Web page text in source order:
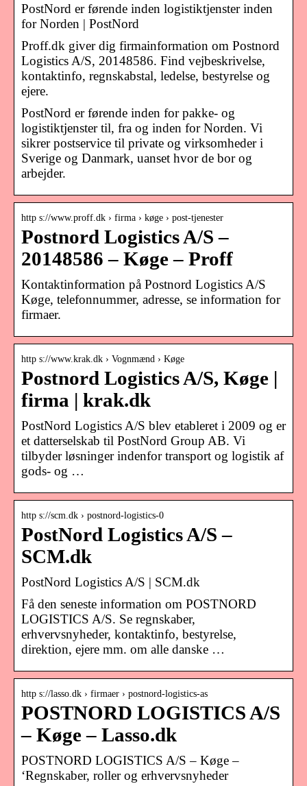
PostNord er førende inden logistiktjenster inden
for Norden | PostNord
Proff.dk giver dig firmainformation om Postnord
Logistics A/S, 20148586. Find vejbeskrivelse,
kontaktinfo, regnskabstal, ledelse, bestyrelse og
ejere.
PostNord er førende inden for pakke- og
logistiktjenster til, fra og inden for Norden. Vi
sikrer postservice til private og virksomheder i
Sverige og Danmark, uanset hvor de bor og
arbejder.
http s://www.proff.dk › firma › køge › post-tjenester
Postnord Logistics A/S –
20148586 – Køge – Proff
Kontaktinformation på Postnord Logistics A/S
Køge, telefonnummer, adresse, se information for
firmaer.
http s://www.krak.dk › Vognmænd › Køge
Postnord Logistics A/S, Køge |
firma | krak.dk
PostNord Logistics A/S blev etableret i 2009 og er
et datterselskab til PostNord Group AB. Vi
tilbyder løsninger indenfor transport og logistik af
gods- og …
http s://scm.dk › postnord-logistics-0
PostNord Logistics A/S –
SCM.dk
PostNord Logistics A/S | SCM.dk
Få den seneste information om POSTNORD
LOGISTICS A/S. Se regnskaber,
erhvervsnyheder, kontaktinfo, bestyrelse,
direktion, ejere mm. om alle danske …
http s://lasso.dk › firmaer › postnord-logistics-as
POSTNORD LOGISTICS A/S
– Køge – Lasso.dk
POSTNORD LOGISTICS A/S – Køge –
‘Regnskaber, roller og erhvervsnyheder